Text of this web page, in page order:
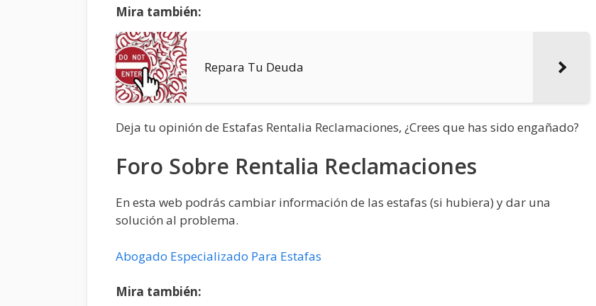
Mira también:
Repara Tu Deuda
Deja tu opinión de Estafas Rentalia Reclamaciones, ¿Crees que has sido engañado?
Foro Sobre Rentalia Reclamaciones
En esta web podrás cambiar información de las estafas (si hubiera) y dar una
solución al problema.
Abogado Especializado Para Estafas
Mira también: